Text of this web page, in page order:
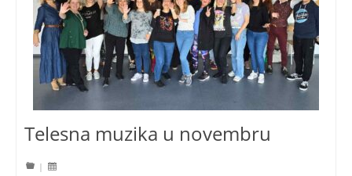
Telesna muzika u novembru
|